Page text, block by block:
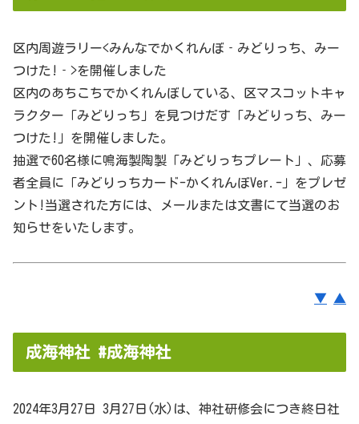
区内周遊ラリー<みんなでかくれんぼ‐みどりっち、みー
つけた!‐>を開催しました
区内のあちこちでかくれんぼしている、区マスコットキャ
ラクター「みどりっち」を見つけだす「みどりっち、みー
つけた!」を開催しました。
抽選で60名様に鳴海製陶製「みどりっちプレート」、応募
者全員に「みどりっちカード-かくれんぼVer.-」をプレゼ
ント!当選された方には、メールまたは文書にて当選のお
知らせをいたします。
▼ ▲
成海神社 #成海神社
2024年3月27日 3月27日(水)は、神社研修会につき終日社